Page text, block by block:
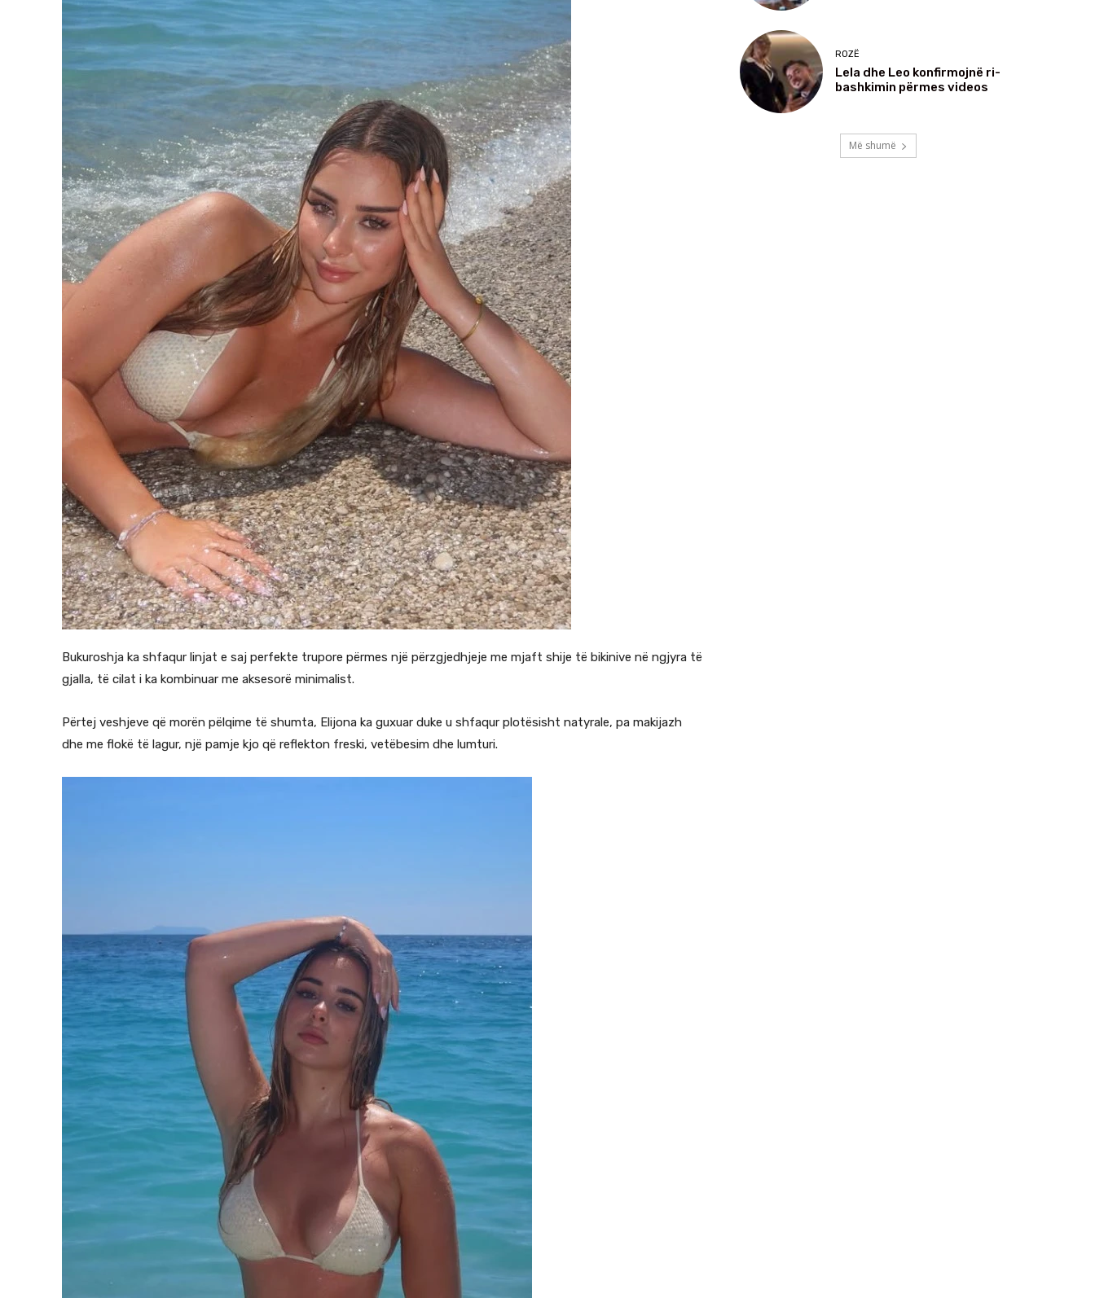
Bukuroshja ka shfaqur linjat e saj perfekte trupore përmes një përzgjedhjeje me mjaft shije të bikinive në ngjyra të
gjalla, të cilat i ka kombinuar me aksesorë minimalist.
Përtej veshjeve që morën pëlqime të shumta, Elijona ka guxuar duke u shfaqur plotësisht natyrale, pa makijazh
dhe me flokë të lagur, një pamje kjo që reflekton freski, vetëbesim dhe lumturi.
ROZË
Lela dhe Leo konfirmojnë ri-
bashkimin përmes videos
Më shumë